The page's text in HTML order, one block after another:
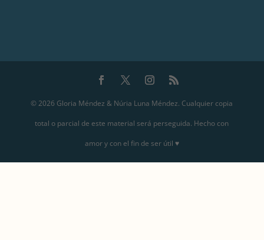
© 2026 Gloria Méndez & Núria Luna Méndez. Cualquier copia
total o parcial de este material será perseguida. Hecho con
amor y con el fin de ser útil ♥️